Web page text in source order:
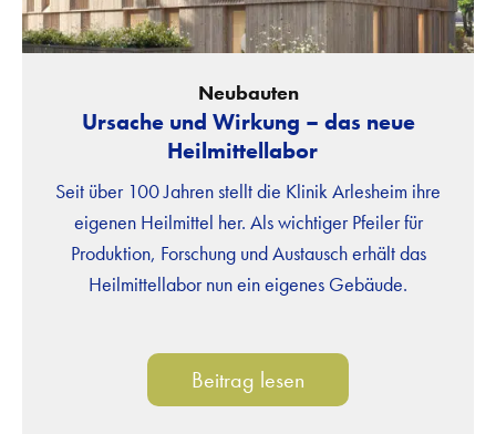
Neubauten
Ursache und Wirkung – das neue
Heilmittellabor
Seit über 100 Jahren stellt die Klinik Arlesheim ihre
eigenen Heilmittel her. Als wichtiger Pfeiler für
Produktion, Forschung und Austausch erhält das
Heilmittellabor nun ein eigenes Gebäude.
Beitrag lesen